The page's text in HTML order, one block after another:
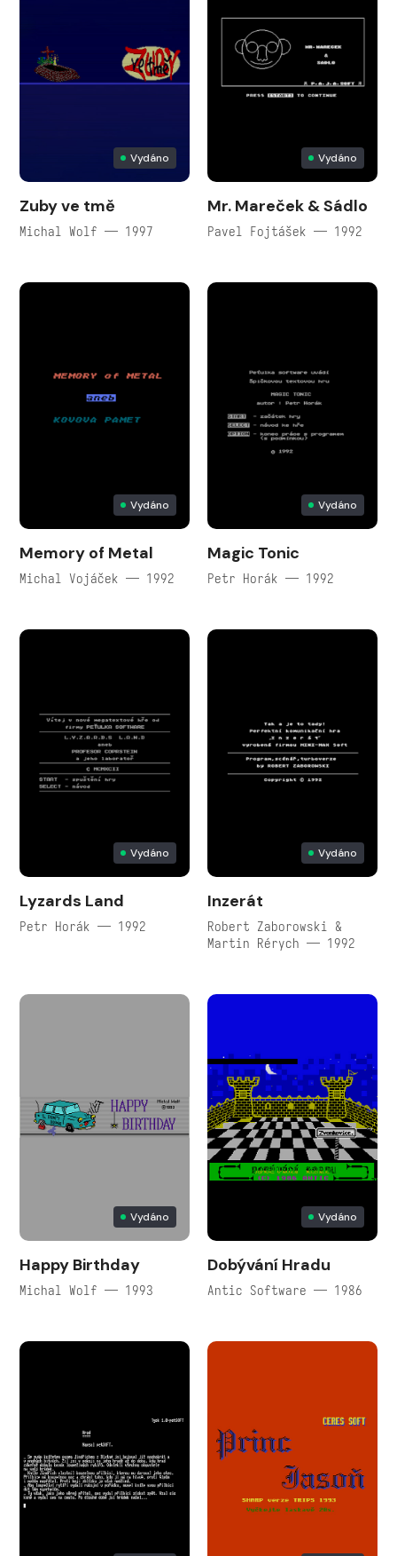
Vydáno
Zuby ve tmě
Michal Wolf — 1997
Vydáno
Mr. Mareček & Sádlo
Pavel Fojtášek — 1992
Vydáno
Memory of Metal
Michal Vojáček — 1992
Vydáno
Magic Tonic
Petr Horák — 1992
Vydáno
Lyzards Land
Petr Horák — 1992
Vydáno
Inzerát
Robert Zaborowski &
Martin Rérych — 1992
Vydáno
Happy Birthday
Michal Wolf — 1993
Vydáno
Dobývání Hradu
Antic Software — 1986